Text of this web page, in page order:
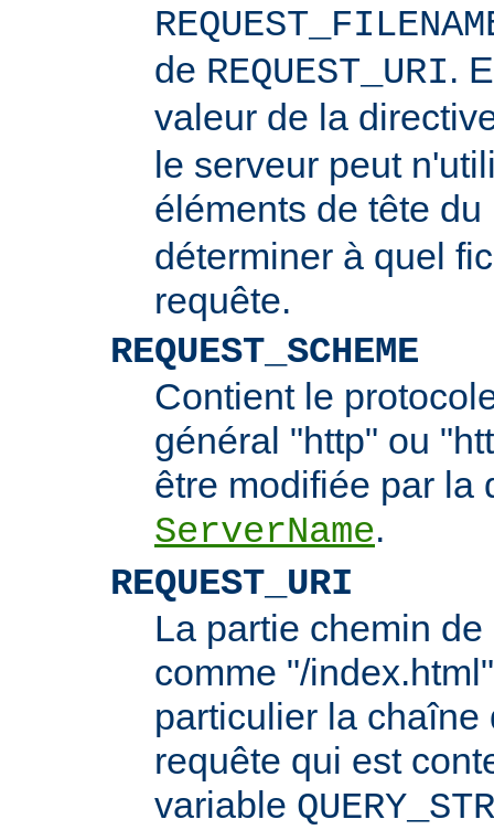
de REQUEST_URI.
valeur de la
le serveur peut
éléments de tête du
déterminer à quel
requête.
REQUEST_SCHEME
Contient le
général "http" ou
être modifiée par la
ServerName.
REQUEST_URI
La partie chemin
comme "/
particulier la chaîne
requête qui est
variable